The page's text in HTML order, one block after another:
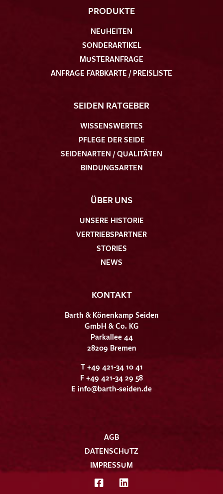
PRODUKTE
NEUHEITEN
SONDERARTIKEL
MUSTERANFRAGE
ANFRAGE FARBKARTE / PREISLISTE
SEIDEN RATGEBER
WISSENSWERTES
PFLEGE DER SEIDE
SEIDENARTEN / QUALITÄTEN
BINDUNGSARTEN
ÜBER UNS
UNSERE HISTORIE
VERTRIEBSPARTNER
STORIES
NEWS
KONTAKT
Barth & Könenkamp Seiden
GmbH & Co. KG
Parkallee 44
28209 Bremen
T +49 421-34 10 41
F +49 421-34 29 58
E info@barth-seiden.de
AGB
DATENSCHUTZ
IMPRESSUM